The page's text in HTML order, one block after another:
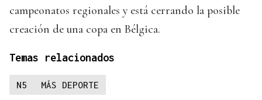
campeonatos regionales y está cerrando la posible
creación de una copa en Bélgica.
Temas relacionados
N5 MÁS DEPORTE